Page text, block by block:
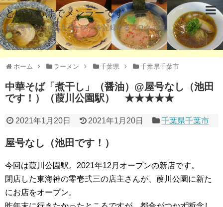
というわけでメンラーです
新店を中心に食べたラーメンを記録するブログです。
ホーム ラーメン 千葉県 千葉県千葉市
中華そば「煮干し」（醤油）@屋号なし（池田
です！）（葭川公園駅） ★★★★★
2021年1月20日 2021年1月20日 千葉県千葉市
屋号なし（池田です！）
今回は葭川公園駅。2021年12月オープンの新店です。
閉店した東海神の零壱弍三の店主さんが、葭川公園に新た
にお店をオープン。